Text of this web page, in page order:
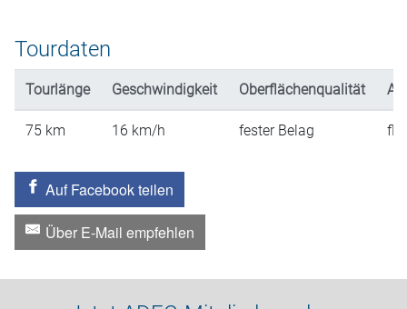
Tourdaten
Tourlänge Geschwindigkeit Oberflächenqualität
75 km 16 km/h fester Belag
Auf Facebook teilen
Über E-Mail empfehlen